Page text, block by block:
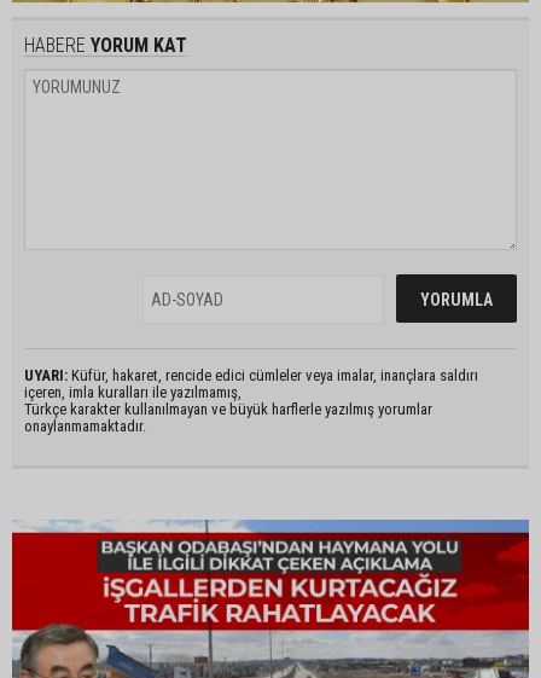
HABERE YORUM KAT
UYARI: Küfür, hakaret, rencide edici cümleler veya imalar, inançlara saldırı
içeren, imla kuralları ile yazılmamış,
Türkçe karakter kullanılmayan ve büyük harflerle yazılmış yorumlar
onaylanmamaktadır.